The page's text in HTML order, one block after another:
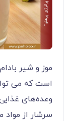
موز و شیر
است که می‌
وعده‌های
سرشار از